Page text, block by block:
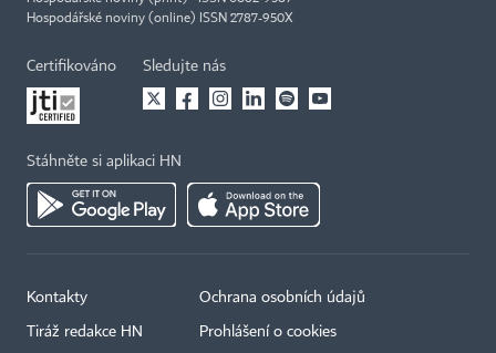
Hospodářské noviny (online) ISSN 2787-950X
Certifikováno Sledujte nás
Stáhněte si aplikaci HN
Kontakty
Tiráž redakce HN
Ochrana osobních údajů
Prohlášení o cookies